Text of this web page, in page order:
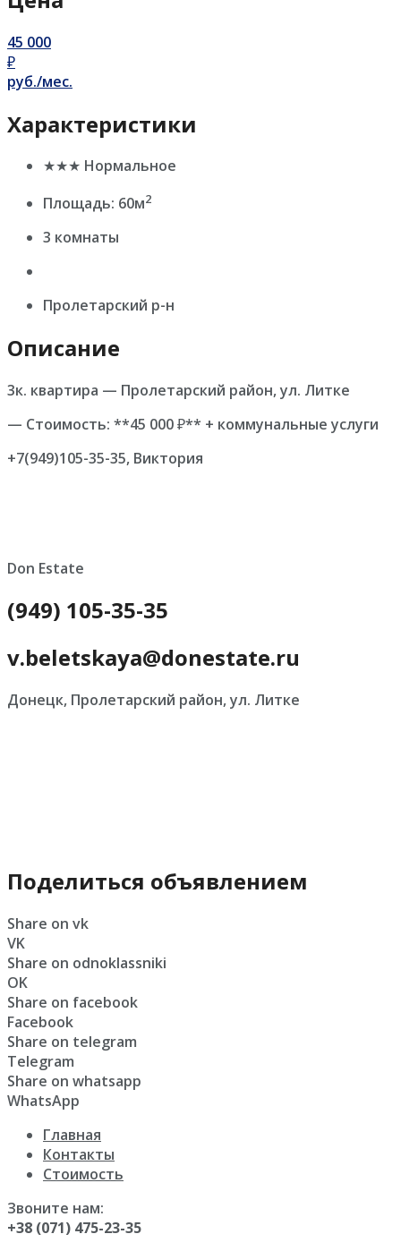
45 000
₽
руб./мес.
Характеристики
★★★ Нормальное
Площадь: 60м2
3 комнаты
Пролетарский р-н
Описание
3к. квартира — Пролетарский район, ул. Литке
— Стоимость: **45 000 ₽** + коммунальные услуги
+7(949)105-35-35, Виктория
Don Estate
(949) 105-35-35
v.beletskaya@donestate.ru
Донецк, Пролетарский район, ул. Литке
Поделиться объявлением
Share on vk
VK
Share on odnoklassniki
OK
Share on facebook
Facebook
Share on telegram
Telegram
Share on whatsapp
WhatsApp
Главная
Контакты
Стоимость
Звоните нам:
+38 (071) 475-23-35